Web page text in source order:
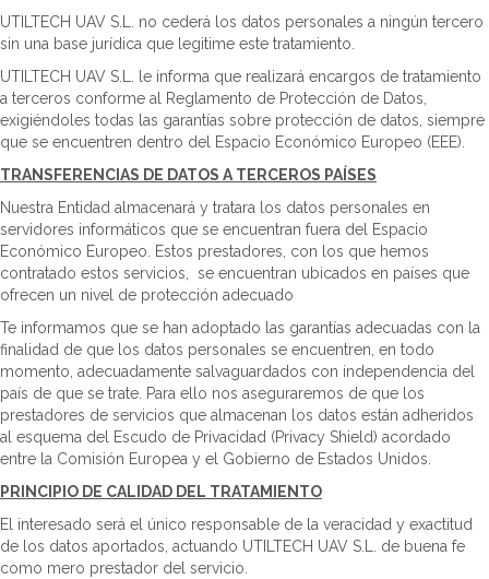
UTILTECH UAV S.L. no cederá los datos personales a ningún tercero
sin una base jurídica que legitime este tratamiento.
UTILTECH UAV S.L. le informa que realizará encargos de tratamiento
a terceros conforme al Reglamento de Protección de Datos,
exigiéndoles todas las garantías sobre protección de datos, siempre
que se encuentren dentro del Espacio Económico Europeo (EEE).
TRANSFERENCIAS DE DATOS A TERCEROS PAÍSES
Nuestra Entidad almacenará y tratara los datos personales en
servidores informáticos que se encuentran fuera del Espacio
Económico Europeo. Estos prestadores, con los que hemos
contratado estos servicios, se encuentran ubicados en países que
ofrecen un nivel de protección adecuado
Te informamos que se han adoptado las garantías adecuadas con la
finalidad de que los datos personales se encuentren, en todo
momento, adecuadamente salvaguardados con independencia del
país de que se trate. Para ello nos aseguraremos de que los
prestadores de servicios que almacenan los datos están adheridos
al esquema del Escudo de Privacidad (Privacy Shield) acordado
entre la Comisión Europea y el Gobierno de Estados Unidos.
PRINCIPIO DE CALIDAD DEL TRATAMIENTO
El interesado será el único responsable de la veracidad y exactitud
de los datos aportados, actuando UTILTECH UAV S.L. de buena fe
como mero prestador del servicio.